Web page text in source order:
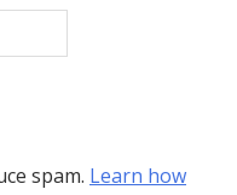
spam. Learn how